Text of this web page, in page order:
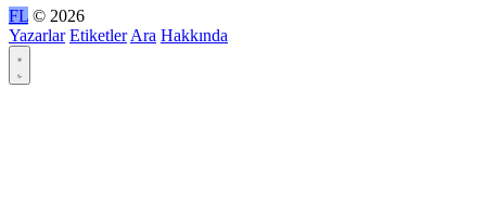
FL © 2026
Yazarlar Etiketler Ara Hakkında